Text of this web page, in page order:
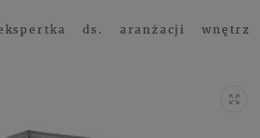
ds. aranżacji wnętrz